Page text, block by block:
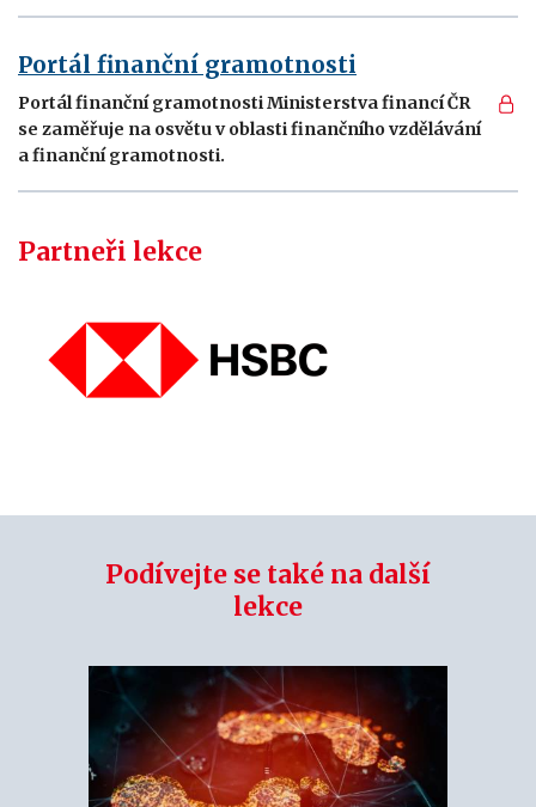
Portál finanční gramotnosti
Portál finanční gramotnosti Ministerstva financí ČR
se zaměřuje na osvětu v oblasti finančního vzdělávání
a finanční gramotnosti.
Partneři lekce
Podívejte se také na další
lekce